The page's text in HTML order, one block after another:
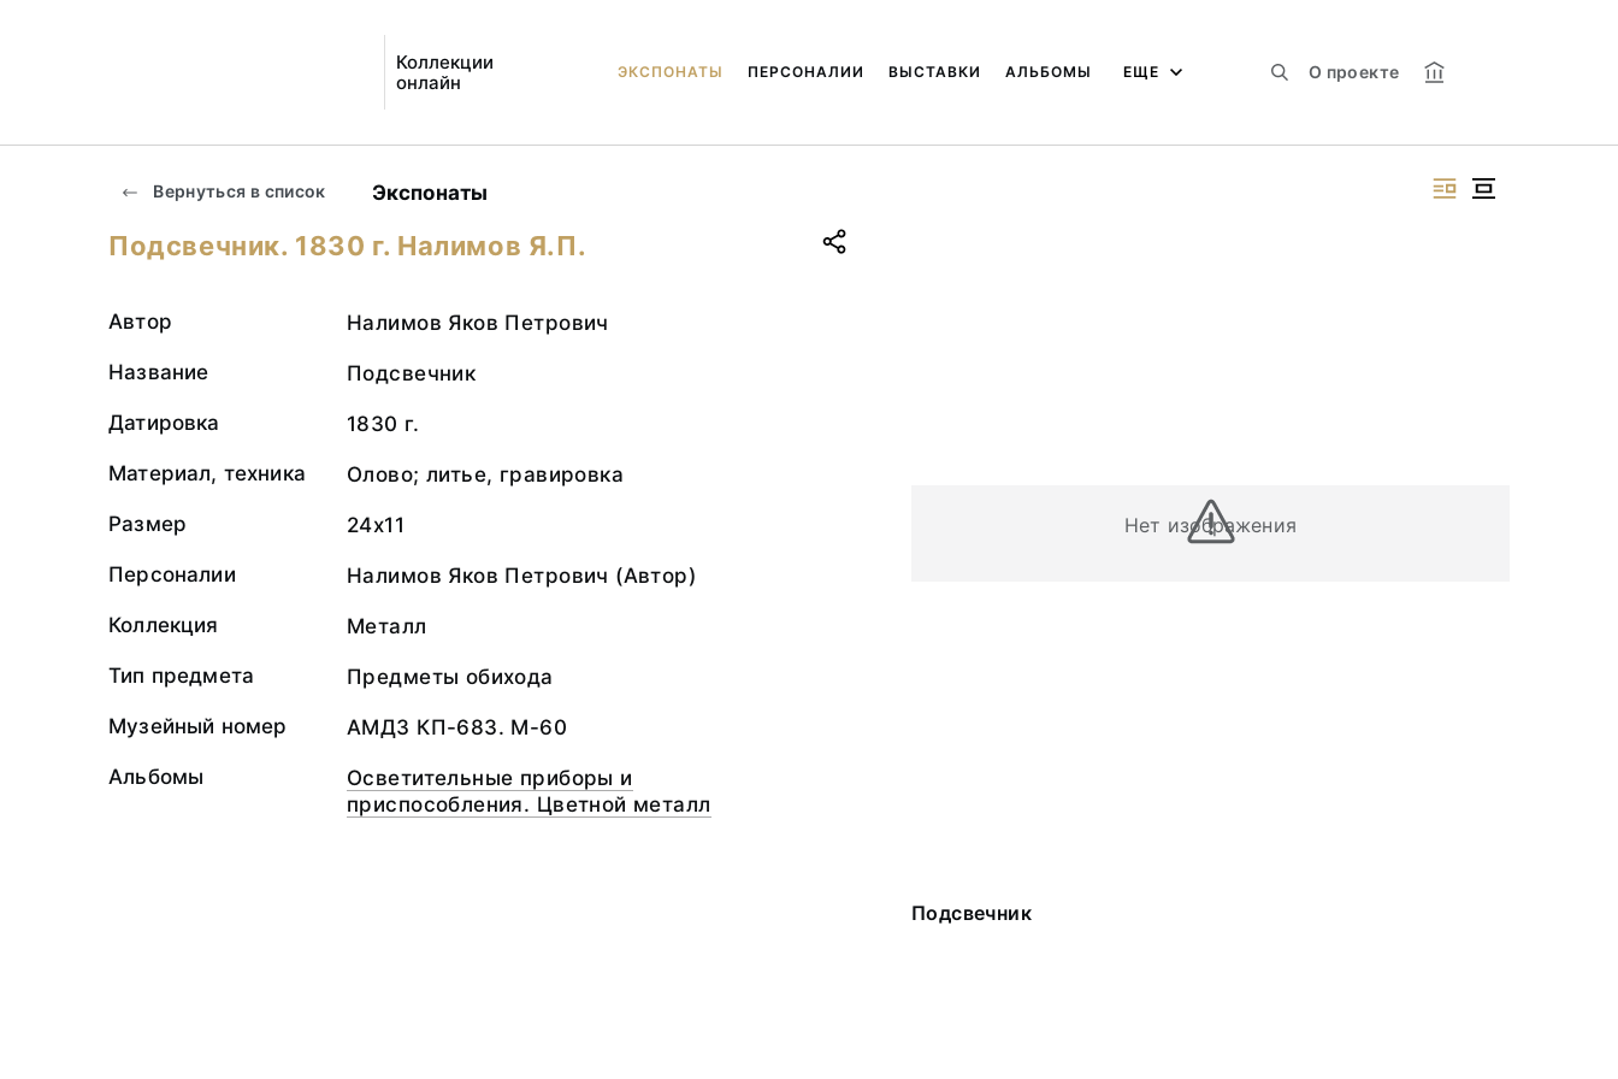
Коллекции
онлайн
О проекте
ЭКСПОНАТЫ ПЕРСОНАЛИИ ВЫСТАВКИ АЛЬБОМЫ ЕЩЕ
Вернуться в список Экспонаты
Нет изображения
Подсвечник
Подсвечник. 1830 г. Налимов Я.П.
Автор Налимов Яков Петрович
Название Подсвечник
Датировка 1830 г.
Материал, техника Олово; литье, гравировка
Размер 24х11
Персоналии Налимов Яков Петрович (Автор)
Коллекция Металл
Тип предмета Предметы обихода
Музейный номер АМДЗ КП-683. М-60
Альбомы
Осветительные приборы и
приспособления. Цветной металл